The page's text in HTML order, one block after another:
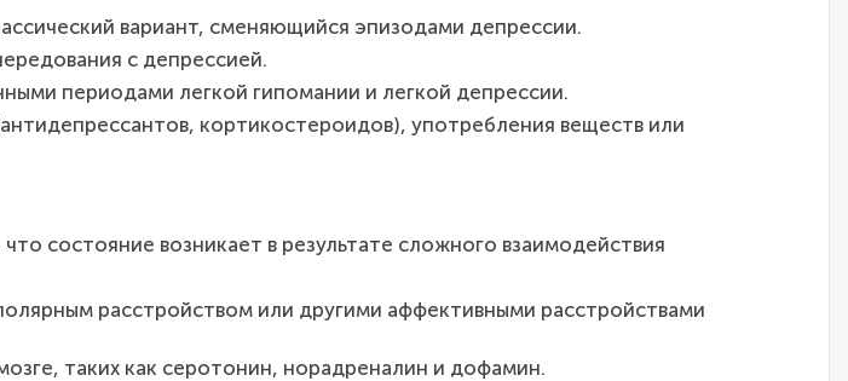
вариант, сменяющийся эпизодами депрессии.
с депрессией.
периодами легкой гипомании и легкой депрессии.
кортикостероидов), употребления веществ или
состояние возникает в результате сложного взаимодействия
расстройством или другими аффективными расстройствами
таких как серотонин, норадреналин и дофамин.